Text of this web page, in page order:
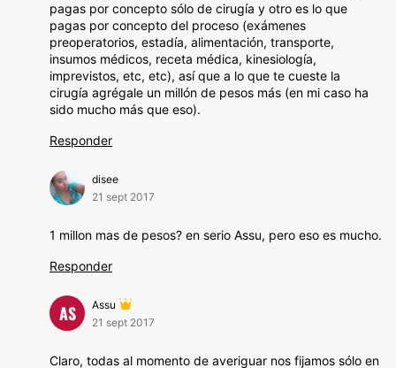
pagas por concepto sólo de cirugía y otro es lo que
pagas por concepto del proceso (exámenes
preoperatorios, estadía, alimentación, transporte,
insumos médicos, receta médica, kinesiología,
imprevistos, etc, etc), así que a lo que te cueste la
cirugía agrégale un millón de pesos más (en mi caso ha
sido mucho más que eso).
Responder
disee
21 sept 2017
1 millon mas de pesos? en serio Assu, pero eso es mucho.
Responder
AS
Assu
21 sept 2017
Claro, todas al momento de averiguar nos fijamos sólo en